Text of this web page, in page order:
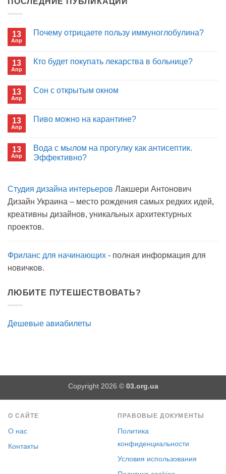
13
Апр
Почему отрицаете пользу иммуноглобулина?
Почему
13
Апр
Кто будет покупать лекарства в больнице?
Кто
в
13
Апр
Сон с открытым окном
Сон
13
Апр
Пиво можно на карантине?
Пиво
можно
13
Апр
Вода с мылом на прогулку как антисептик.
Эффективно?
Вода
мылом
прогулку
антисептик.
Студия дизайна интерьеров Лакшери Антонович
Дизайн Украина – место рождения самых редких идей,
креативны дизайнов, уникальных архитектурных
проектов.
Фриланс для начинающих - полная информация для
новичков.
ЛЮБИТЕ ПУТЕШЕСТВОВАТЬ?
Дешевые авиабилеты
Copyright 2026 © 03.org.ua
О САЙТЕ
О нас
Контакты
ПРАВОВЫЕ ДОКУМЕНТЫ
Политика
конфиденциальности
Условия использования